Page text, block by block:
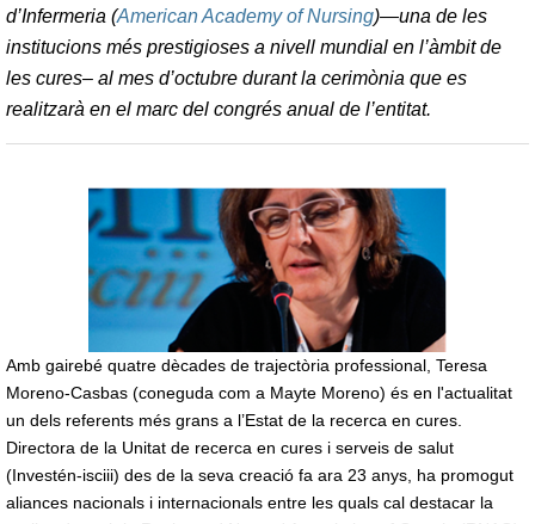
d’Infermeria (American Academy of Nursing)—una de les
institucions més prestigioses a nivell mundial en l’àmbit de
les cures– al mes d’octubre durant la cerimònia que es
realitzarà en el marc del congrés anual de l’entitat.
Amb gairebé quatre dècades de trajectòria professional, Teresa
Moreno-Casbas (coneguda com a Mayte Moreno) és en l'actualitat
un dels referents més grans a l’Estat de la recerca en cures.
Directora de la Unitat de recerca en cures i serveis de salut
(Investén-isciii) des de la seva creació fa ara 23 anys, ha promogut
aliances nacionals i internacionals entre les quals cal destacar la